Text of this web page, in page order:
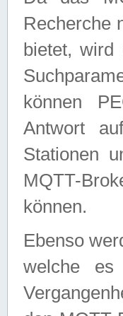
Recherche
bietet, wird
können
Antwort
Stationen
MQTT-
können.
Ebenso
welche es